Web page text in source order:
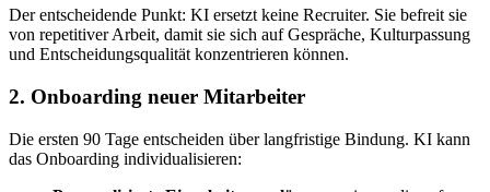
Der entscheidende Punkt: KI ersetzt keine Recruiter. Sie befreit sie
von repetitiver Arbeit, damit sie sich auf Gespräche, Kulturpassung
und Entscheidungsqualität konzentrieren können.
2. Onboarding neuer Mitarbeiter
Die ersten 90 Tage entscheiden über langfristige Bindung. KI kann
das Onboarding individualisieren: